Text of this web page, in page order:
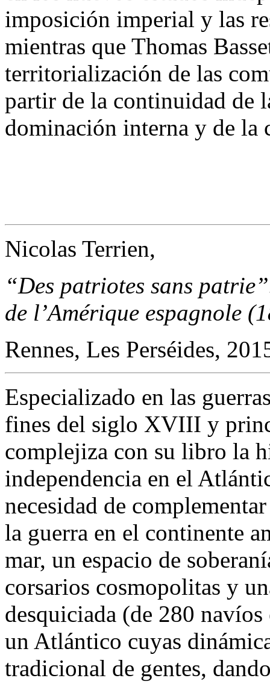
imposición imperial y las
mientras que Thomas
territorialización de las
partir de la continuidad de
dominación interna y de la
Nicolas Terrien,
“Des patriotes sans
de l’Amérique espagnole
Rennes, Les Perséides,
Especializado en las
fines del siglo XVIII y
complejiza con su libro la
independencia en el
necesidad de
la guerra en el continente
mar, un espacio de
corsarios cosmopolitas y
desquiciada (de 280
un Atlántico cuyas
tradicional de gentes,